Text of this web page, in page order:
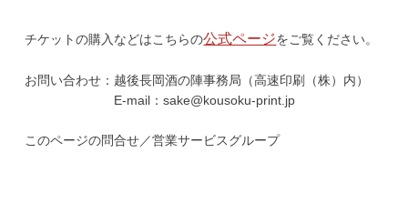
チケットの購入などはこちらの公式ページをご覧ください。
お問い合わせ：越後長岡酒の陣事務局（高速印刷（株）内）
E-mail：sake@kousoku-print.jp
このページの問合せ／営業サービスグループ